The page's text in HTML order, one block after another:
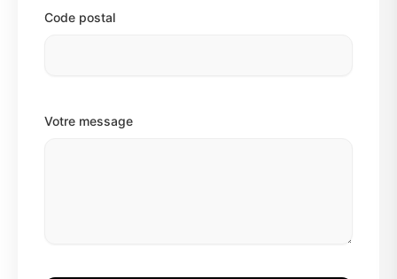
Code postal
Votre message